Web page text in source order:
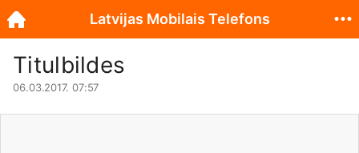
Titulbildes
06.03.2017. 07:57
Latvijas Mobilais Telefons